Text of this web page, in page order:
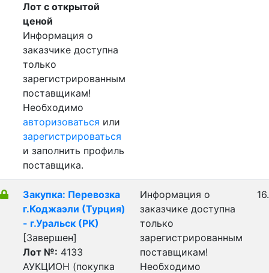
Лот с открытой
ценой
Информация о
заказчике доступна
только
зарегистрированным
поставщикам!
Необходимо
авторизоваться или
зарегистрироваться
и заполнить профиль
поставщика.
Закупка: Перевозка
г.Коджаэли (Турция)
- г.Уральск (РК)
[Завершен]
Лот №: 4133
АУКЦИОН (покупка
Информация о
заказчике доступна
только
зарегистрированным
поставщикам!
Необходимо